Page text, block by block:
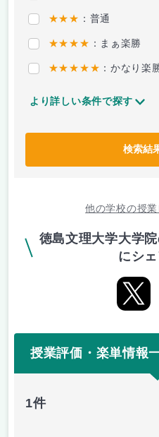
★★★ ：普通
★★★★ ：まぁ楽勝
★★★★★ ：かなり楽
より詳しい条件で探す
検索結
他の学校の授
徳島文理大学大学
にシ
授業評価・楽単情報
1件